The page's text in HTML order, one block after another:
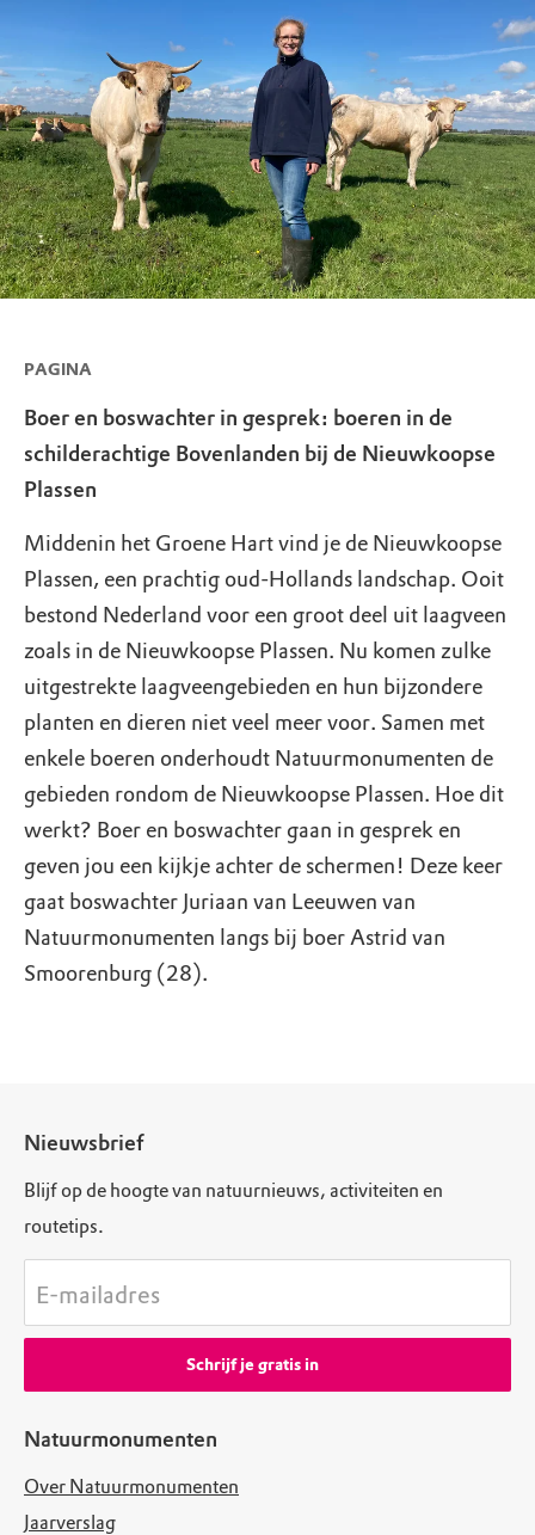
PAGINA
Boer en boswachter in gesprek: boeren in de
schilderachtige Bovenlanden bij de Nieuwkoopse
Plassen
Middenin het Groene Hart vind je de Nieuwkoopse
Plassen, een prachtig oud-Hollands landschap. Ooit
bestond Nederland voor een groot deel uit laagveen
zoals in de Nieuwkoopse Plassen. Nu komen zulke
uitgestrekte laagveengebieden en hun bijzondere
planten en dieren niet veel meer voor. Samen met
enkele boeren onderhoudt Natuurmonumenten de
gebieden rondom de Nieuwkoopse Plassen. Hoe dit
werkt? Boer en boswachter gaan in gesprek en
geven jou een kijkje achter de schermen! Deze keer
gaat boswachter Juriaan van Leeuwen van
Natuurmonumenten langs bij boer Astrid van
Smoorenburg (28).
Natuurmonumenten
Over Natuurmonumenten
Jaarverslag
Nieuwsbrief
Blijf op de hoogte van natuurnieuws, activiteiten en
routetips.
E-mailadres
Schrijf je gratis in